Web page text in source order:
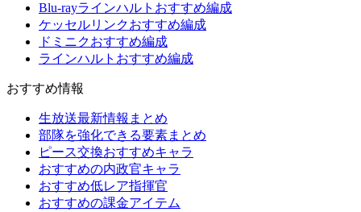
Blu-rayラインハルトおすすめ編成
ケッセルリンクおすすめ編成
ドミニクおすすめ編成
ラインハルトおすすめ編成
おすすめ情報
生放送最新情報まとめ
部隊を強化できる要素まとめ
ピース交換おすすめキャラ
おすすめの内政官キャラ
おすすめ低レア指揮官
おすすめの課金アイテム